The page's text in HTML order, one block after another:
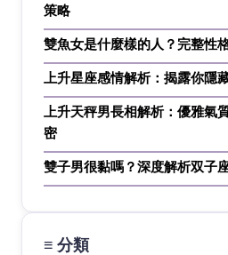
策略
雙魚女是什麼樣的人？完整性
上升星座感情解析：揭露你隱
上升天秤男長相解析：優雅氣
密
雙子男很黏嗎？深度解析双子
≡ 分類